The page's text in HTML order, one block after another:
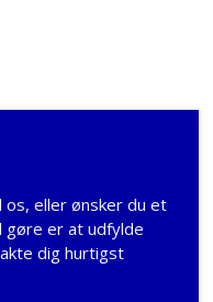
eller ønsker du et
gøre er at udfylde
dig hurtigst